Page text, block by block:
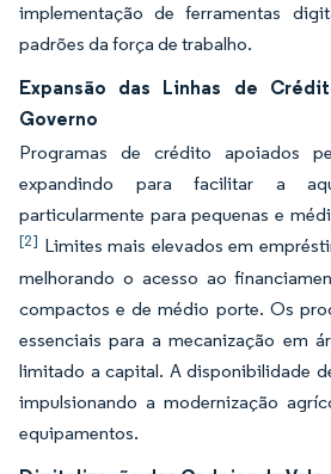
implementação de ferramentas
padrões da força de trabalho.
Expansão das Linhas de
Governo
Programas de crédito apoiados
expandindo para facilitar a
particularmente para pequenas e
[2] Limites mais elevados em
melhorando o acesso ao
compactos e de médio porte. Os
essenciais para a mecanização em
limitado a capital. A disponibilidade
impulsionando a modernização
equipamentos.